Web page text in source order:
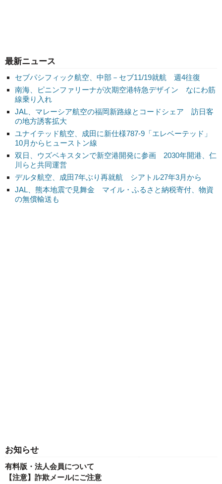
最新ニュース
セブパシフィック航空、中部－セブ11/19就航 週4往復
南海、ピニンファリーナが次期空港特急デザイン なにわ筋
線乗り入れ
JAL、マレーシア航空の福岡新路線とコードシェア 訪日客
の地方誘客拡大
ユナイテッド航空、成田に新仕様787-9「エレベーテッド」
10月からヒューストン線
双日、ウズベキスタンで新空港開発に参画 2030年開港、仁
川らと共同運営
デルタ航空、成田7年ぶり再就航 シアトル27年3月から
JAL、熊本地震で見舞金 マイル・ふるさと納税寄付、物資
の無償輸送も
お知らせ
有料版・法人会員について
【注意】詐欺メールにご注意